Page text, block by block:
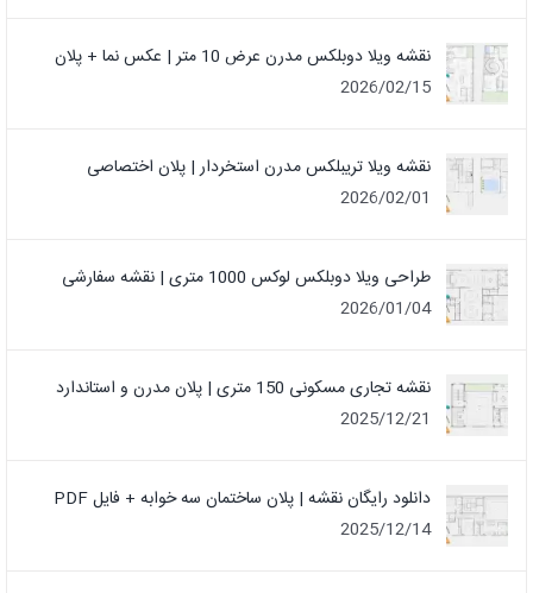
نقشه ویلا دوبلکس مدرن عرض 10 متر | عکس نما + پلان
2026/02/15
نقشه ویلا تریبلکس مدرن استخردار | پلان اختصاصی
2026/02/01
طراحی ویلا دوبلکس لوکس 1000 متری | نقشه سفارشی
2026/01/04
نقشه تجاری مسکونی 150 متری | پلان مدرن و استاندارد
2025/12/21
دانلود رایگان نقشه | پلان ساختمان سه خوابه + فایل PDF
2025/12/14